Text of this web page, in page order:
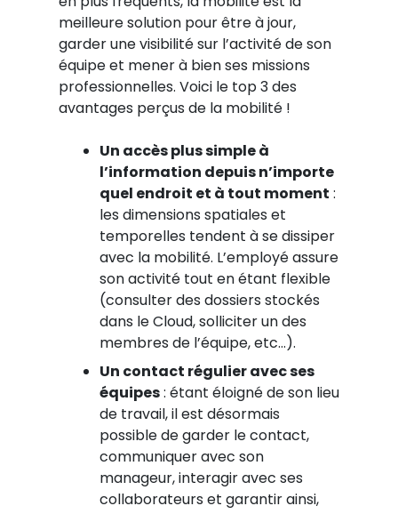
meilleure solution pour être à jour,
garder une visibilité sur l’activité de son
équipe et mener à bien ses missions
professionnelles. Voici le top 3 des
avantages perçus de la mobilité !
Un accès plus simple à
l’information depuis n’importe
quel endroit et à tout moment :
les dimensions spatiales et
temporelles tendent à se dissiper
avec la mobilité. L’employé assure
son activité tout en étant flexible
(consulter des dossiers stockés
dans le Cloud, solliciter un des
membres de l’équipe, etc…).
Un contact régulier avec ses
équipes: étant éloigné de son lieu
de travail, il est désormais
possible de garder le contact,
communiquer avec son
manageur, interagir avec ses
collaborateurs et garantir ainsi,